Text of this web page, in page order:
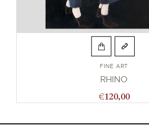
FINE ART
RHINO
€120,00